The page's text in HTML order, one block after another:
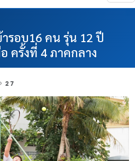
รอบ16 คน รุ่น 12 ปี
ครั้งที่ 4 ภาคกลาง
27